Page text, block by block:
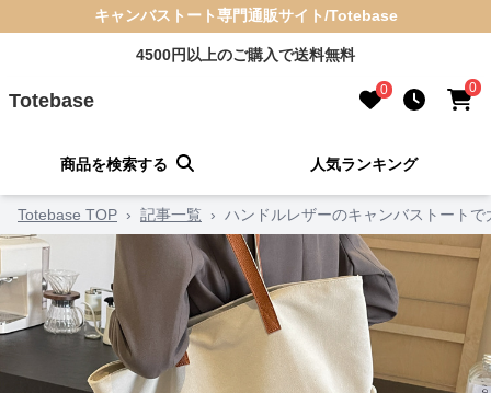
キャンバストート専門通販サイト/Totebase
4500円以上のご購入で送料無料
Totebase 0 0
商品を検索する 人気ランキング
Totebase TOP › 記事一覧 › ハンドルレザーのキャンバストート